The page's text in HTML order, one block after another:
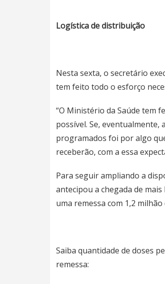
Logística de distribuição
Nesta sexta, o secretário
tem feito todo o esforço
“O Ministério da Saúde tem
possível. Se,
programados foi por algo
receberão, com a essa
Para seguir ampliando a
antecipou a chegada de
uma remessa com 1,2
Saiba quantidade de doses
remessa: